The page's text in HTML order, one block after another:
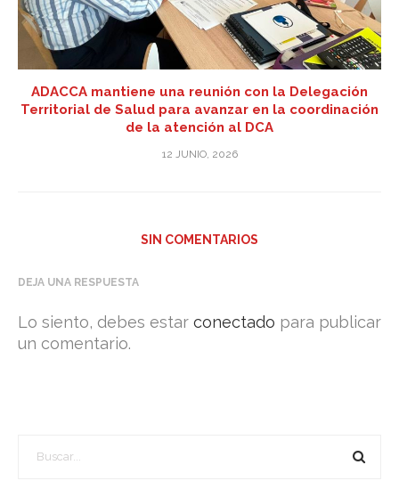
ADACCA mantiene una reunión con la Delegación
Territorial de Salud para avanzar en la coordinación
de la atención al DCA
12 JUNIO, 2026
SIN COMENTARIOS
DEJA UNA RESPUESTA
Lo siento, debes estar conectado para publicar
un comentario.